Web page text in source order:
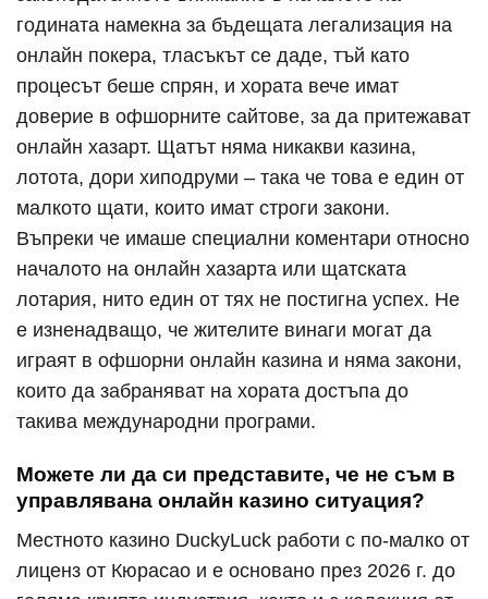
годината намекна за бъдещата легализация на
онлайн покера, тласъкът се даде, тъй като
процесът беше спрян, и хората вече имат
доверие в офшорните сайтове, за да притежават
онлайн хазарт. Щатът няма никакви казина,
лотота, дори хиподруми – така че това е един от
малкото щати, които имат строги закони.
Въпреки че имаше специални коментари относно
началото на онлайн хазарта или щатската
лотария, нито един от тях не постигна успех. Не
е изненадващо, че жителите винаги могат да
играят в офшорни онлайн казина и няма закони,
които да забраняват на хората достъпа до
такива международни програми.
Можете ли да си представите, че не съм в
управлявана онлайн казино ситуация?
Местното казино DuckyLuck работи с по-малко от
лиценз от Кюрасао и е основано през 2026 г. до